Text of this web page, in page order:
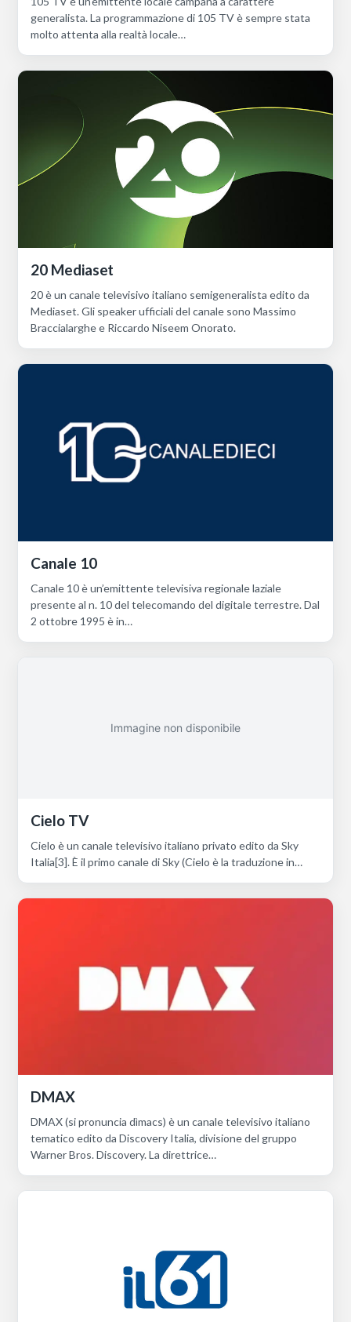
generalista. La programmazione di 105 TV è sempre stata
molto attenta alla realtà locale…
20 Mediaset
20 è un canale televisivo italiano semigeneralista edito da
Mediaset. Gli speaker ufficiali del canale sono Massimo
Braccialarghe e Riccardo Niseem Onorato.
Canale 10
Canale 10 è un’emittente televisiva regionale laziale
presente al n. 10 del telecomando del digitale terrestre. Dal
2 ottobre 1995 è in…
Immagine non disponibile
Cielo TV
Cielo è un canale televisivo italiano privato edito da Sky
Italia[3]. È il primo canale di Sky (Cielo è la traduzione in…
DMAX
DMAX (si pronuncia dìmacs) è un canale televisivo italiano
tematico edito da Discovery Italia, divisione del gruppo
Warner Bros. Discovery. La direttrice…